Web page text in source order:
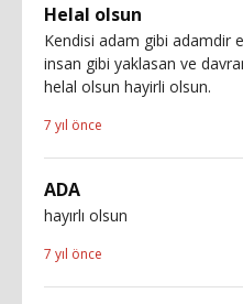
Helal olsun
Kendisi adam gibi adamdir
insan gibi yaklasan ve
helal olsun hayirli olsun.
7 yıl önce
ADA
hayırlı olsun
7 yıl önce